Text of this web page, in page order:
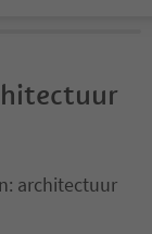
architectuur